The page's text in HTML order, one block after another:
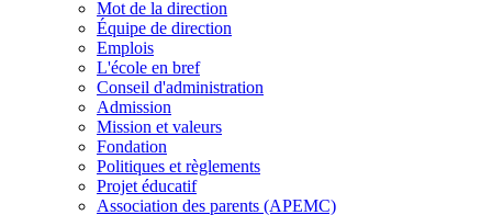
Mot de la direction
Équipe de direction
Emplois
L'école en bref
Conseil d'administration
Admission
Mission et valeurs
Fondation
Politiques et règlements
Projet éducatif
Association des parents (APEMC)